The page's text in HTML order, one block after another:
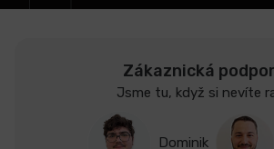
Zákaznická
Jsme tu, když si nevíte
Dominik